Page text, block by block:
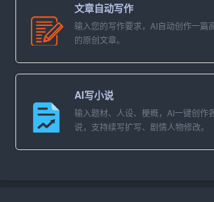
段子二：数学老师的浪漫
“有一次数学课上，老师问我们：‘你们知
有着不解之缘。’我们一听，全愣了。然
说：‘就像解方程，有时需要耐心寻找那
一切都豁然开朗。就像你在我心中，永
的最优解。’”小雨听完，先是愣了一下，
文章自动写作
输入您的写作要求，AI自动创作一篇
的原创文章。
AI写小说
输入题材、人设、梗概，AI一键创作
说，支持续写扩写、剧情人物修改。